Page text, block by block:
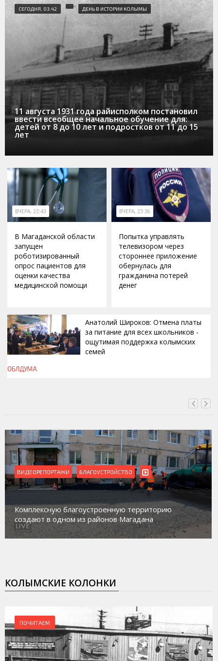
СЕГОДНЯ, 03:42 ДЕНЬ В ИСТОРИИ КОЛЫМЫ
11 августа 1931 года райисполком постановил
ввести всеобщее начальное обучение для:
детей от 8 до 10 лет и подростков от 11 до 15
лет
ВЧЕРА, 23:43
В Магаданской области
запущен
роботизированный
опрос пациентов для
оценки качества
медицинской помощи
ВЧЕРА, 23:36
Попытка управлять
телевизором через
стороннее приложение
обернулась для
гражданина потерей
денег
ВЧЕРА, 23:13
Анатолий Широков: Отмена платы
за питание для всех школьников -
ощутимая поддержка колымских
семей
ОБЛДУМА
ВИДЕОРЕПОРТАЖИ БЛАГОУСТРОЙСТВО
Комплексную благоустроенную территорию
создают в одном из районов Магадана
КОЛЫМСКИЕ КОЛОНКИ
ПОЧИТАЕМ